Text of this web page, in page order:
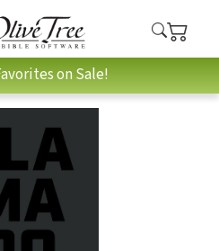
on Sale!